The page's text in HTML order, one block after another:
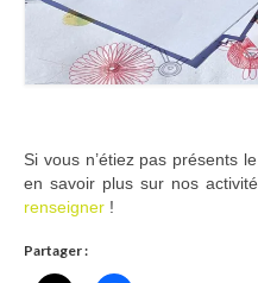
Si vous n’étiez pas présents
en savoir plus sur nos
renseigner !
Partager :